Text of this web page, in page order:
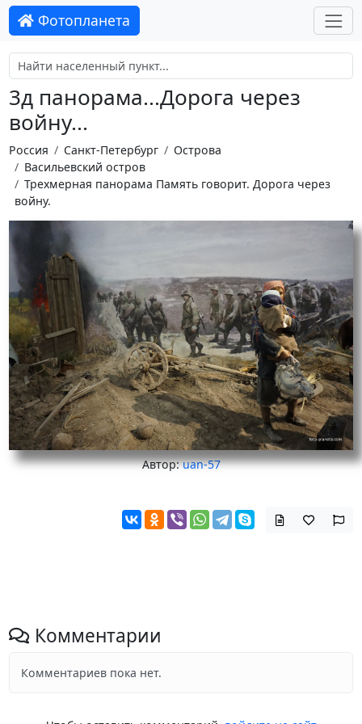
Фотопланета
3д панорама...Дорога через
войну...
Россия Санкт-Петербург
Острова
Васильевский остров
Трехмерная панорама Память говорит. Дорога через
войну.
Автор:uan-57
Комментарии
Комментариев пока нет.